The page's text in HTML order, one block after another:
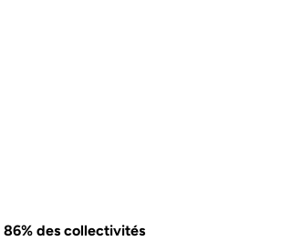
86% des collectivités